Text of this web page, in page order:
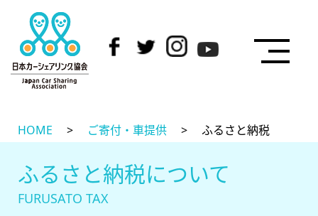
HOME > ご寄付・車提供 > ふるさと納税
ふるさと納税について
FURUSATO TAX